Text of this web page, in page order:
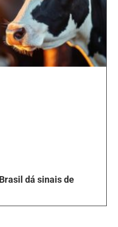
dá sinais de